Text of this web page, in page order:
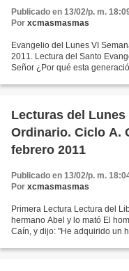
Publicado en 13/02/p. m.
Por xcmasmasmas
Evangelio del Lunes VI
2011. Lectura del Santo
Señor ¿Por qué esta
Lecturas del Lunes
Ordinario. Ciclo A.
febrero 2011
Publicado en 13/02/p. m.
Por xcmasmasmas
Primera Lectura Lectura del
hermano Abel y lo mató El
Caín, y dijo: "He adquirido un